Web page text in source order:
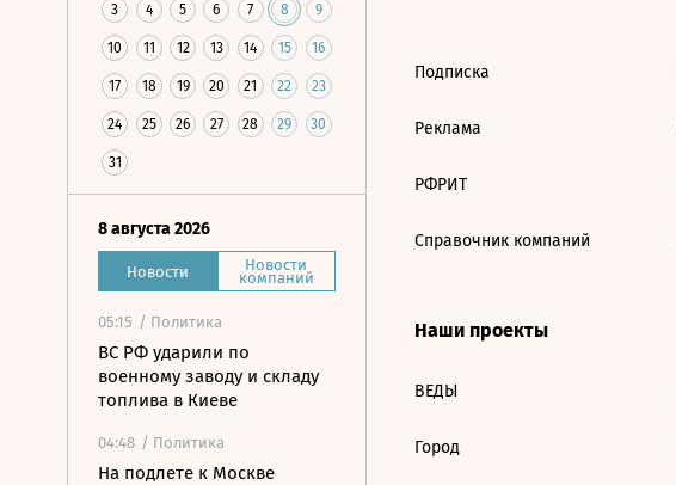
3 4 5 6 7 8 9
10 11 12 13 14 15 16
17 18 19 20 21 22 23
24 25 26 27 28 29 30
31
8 августа 2026
Новости Новости
компаний
05:15 / Политика
ВС РФ ударили по
военному заводу и складу
топлива в Киеве
04:48 / Политика
На подлете к Москве
Подписка
Реклама
РФРИТ
Справочник компаний
Наши проекты
ВЕДЫ
Город